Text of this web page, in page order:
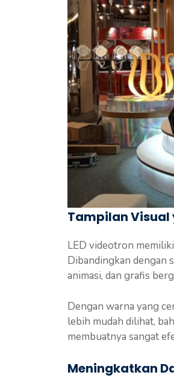
Tampilan Visual
LED videotron
Dibandingkan dengan
animasi, dan grafis
Dengan warna yang
lebih mudah dilihat,
membuatnya sangat
Meningkatkan